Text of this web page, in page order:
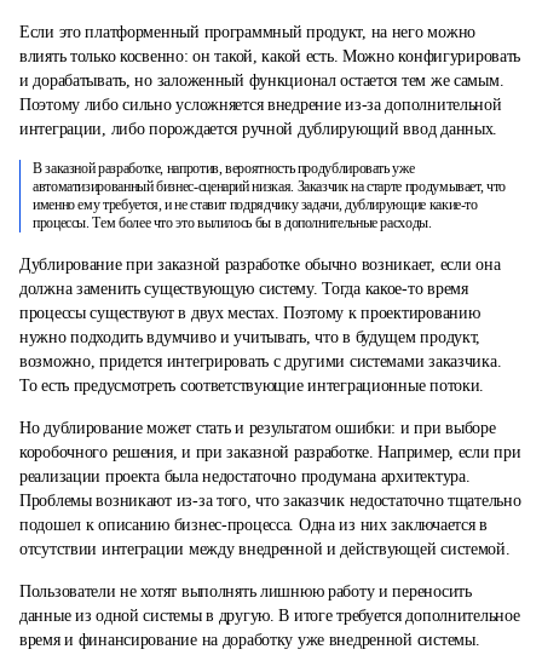
Если это платформенный программный продукт, на него можно
влиять только косвенно: он такой, какой есть. Можно конфигурировать
и дорабатывать, но заложенный функционал остается тем же самым.
Поэтому либо сильно усложняется внедрение из-за дополнительной
интеграции, либо порождается ручной дублирующий ввод данных.
В заказной разработке, напротив, вероятность продублировать уже
автоматизированный бизнес-сценарий низкая. Заказчик на старте продумывает, что
именно ему требуется, и не ставит подрядчику задачи, дублирующие какие-то
процессы. Тем более что это вылилось бы в дополнительные расходы.
Дублирование при заказной разработке обычно возникает, если она
должна заменить существующую систему. Тогда какое-то время
процессы существуют в двух местах. Поэтому к проектированию
нужно подходить вдумчиво и учитывать, что в будущем продукт,
возможно, придется интегрировать с другими системами заказчика.
То есть предусмотреть соответствующие интеграционные потоки.
Но дублирование может стать и результатом ошибки: и при выборе
коробочного решения, и при заказной разработке. Например, если при
реализации проекта была недостаточно продумана архитектура.
Проблемы возникают из-за того, что заказчик недостаточно тщательно
подошел к описанию бизнес-процесса. Одна из них заключается в
отсутствии интеграции между внедренной и действующей системой.
Пользователи не хотят выполнять лишнюю работу и переносить
данные из одной системы в другую. В итоге требуется дополнительное
время и финансирование на доработку уже внедренной системы.